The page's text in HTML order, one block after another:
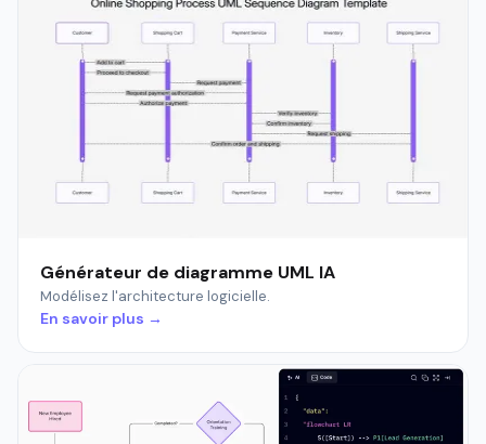
Générateur de diagramme UML IA
Modélisez l'architecture logicielle.
En savoir plus →